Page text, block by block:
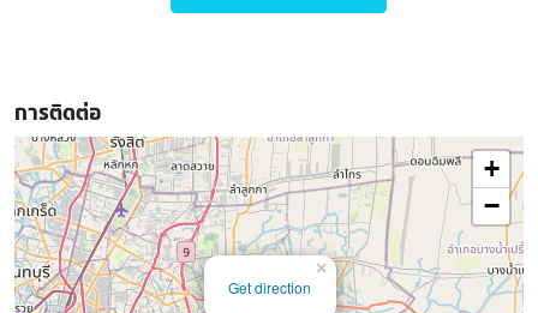
การติดต่อ
Get direction
×
+
−